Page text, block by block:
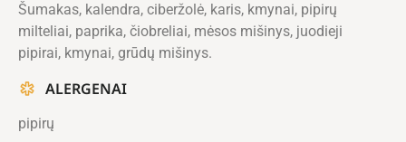
Šumakas, kalendra, ciberžolė, karis, kmynai, pipirų
milteliai, paprika, čiobreliai, mėsos mišinys, juodieji
pipirai, kmynai, grūdų mišinys.
ALERGENAI
pipirų